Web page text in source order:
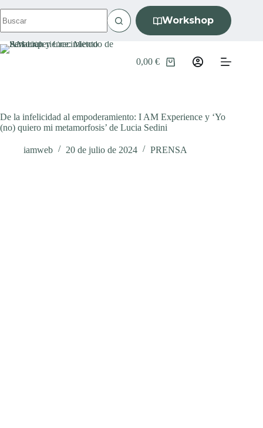
S
a
l
t
n
t
Workshop
0,00€
De la infelicidad al empoderamiento: I AM Experience y ‘Yo
(no) quiero mi metamorfosis’ de Lucia Sedini
iamweb 20 de julio de 2024 PRENSA